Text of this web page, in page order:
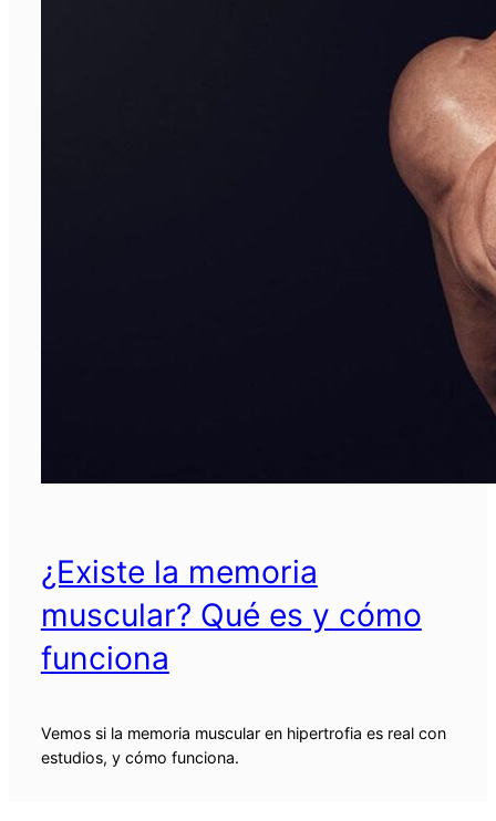
¿Existe la memoria
muscular? Qué es y cómo
funciona
Vemos si la memoria muscular en hipertrofia es real con
estudios, y cómo funciona.